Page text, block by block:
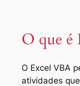
O que é
O Excel VBA
atividades